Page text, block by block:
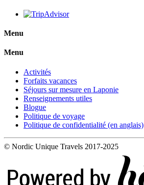
Menu
Menu
Activités
Forfaits vacances
Séjours sur mesure en Laponie
Renseignements utiles
Blogue
Politique de voyage
Politique de confidentialité (en anglais)
© Nordic Unique Travels 2017-2025